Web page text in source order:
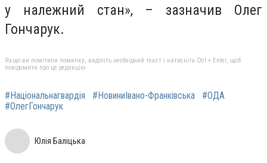
у належний стан», – зазначив Олег
Гончарук.
Якщо ви помітили помилку, виділіть необхідний текст і натисніть Ctrl + Enter, щоб
повідомити про це редакцію
#Національнагвардія #НовиниІвано-Франківська
#ОДА
#ОлегГончарук
Юлія Баліцька